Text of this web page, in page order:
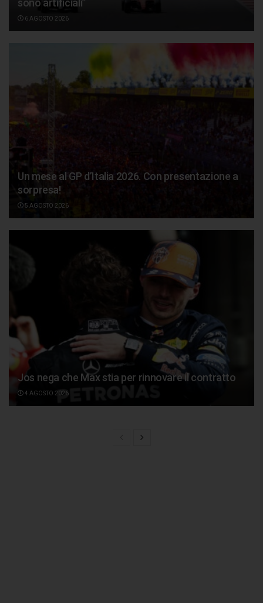
6 AGOSTO 2026
Un mese al GP d’Italia 2026. Con presentazione a
sorpresa!
5 AGOSTO 2026
Jos nega che Max stia per rinnovare il contratto
4 AGOSTO 2026